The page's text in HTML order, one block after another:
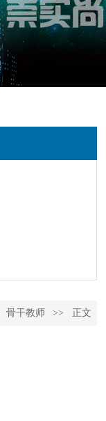
骨干教师 >> 正文